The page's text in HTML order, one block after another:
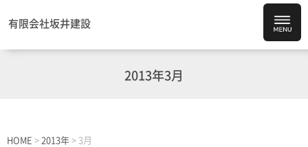
有限会社坂井建設
2013年3月
HOME > 2013年 > 3月